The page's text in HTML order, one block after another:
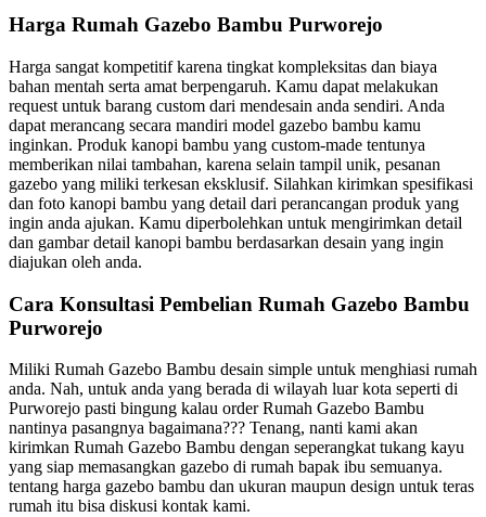
Harga Rumah Gazebo Bambu Purworejo
Harga sangat kompetitif karena tingkat kompleksitas dan biaya
bahan mentah serta amat berpengaruh. Kamu dapat melakukan
request untuk barang custom dari mendesain anda sendiri. Anda
dapat merancang secara mandiri model gazebo bambu kamu
inginkan. Produk kanopi bambu yang custom-made tentunya
memberikan nilai tambahan, karena selain tampil unik, pesanan
gazebo yang miliki terkesan eksklusif. Silahkan kirimkan spesifikasi
dan foto kanopi bambu yang detail dari perancangan produk yang
ingin anda ajukan. Kamu diperbolehkan untuk mengirimkan detail
dan gambar detail kanopi bambu berdasarkan desain yang ingin
diajukan oleh anda.
Cara Konsultasi Pembelian Rumah Gazebo Bambu
Purworejo
Miliki Rumah Gazebo Bambu desain simple untuk menghiasi rumah
anda. Nah, untuk anda yang berada di wilayah luar kota seperti di
Purworejo pasti bingung kalau order Rumah Gazebo Bambu
nantinya pasangnya bagaimana??? Tenang, nanti kami akan
kirimkan Rumah Gazebo Bambu dengan seperangkat tukang kayu
yang siap memasangkan gazebo di rumah bapak ibu semuanya.
tentang harga gazebo bambu dan ukuran maupun design untuk teras
rumah itu bisa diskusi kontak kami.